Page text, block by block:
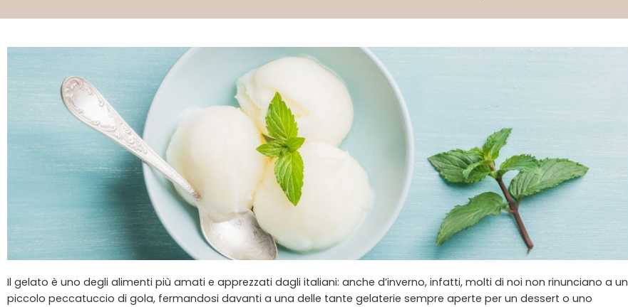
Il gelato è uno degli alimenti più amati e apprezzati dagli italiani: anche d’inverno, infatti, molti di noi non rinunciano a un
piccolo peccatuccio di gola, fermandosi davanti a una delle tante gelaterie sempre aperte per un dessert o uno